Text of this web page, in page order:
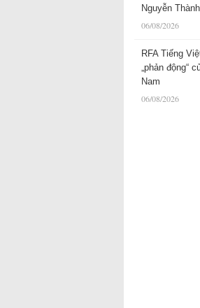
Nguyễn
06/08/2026
RFA Tiếng
„phản động“
Nam
06/08/2026